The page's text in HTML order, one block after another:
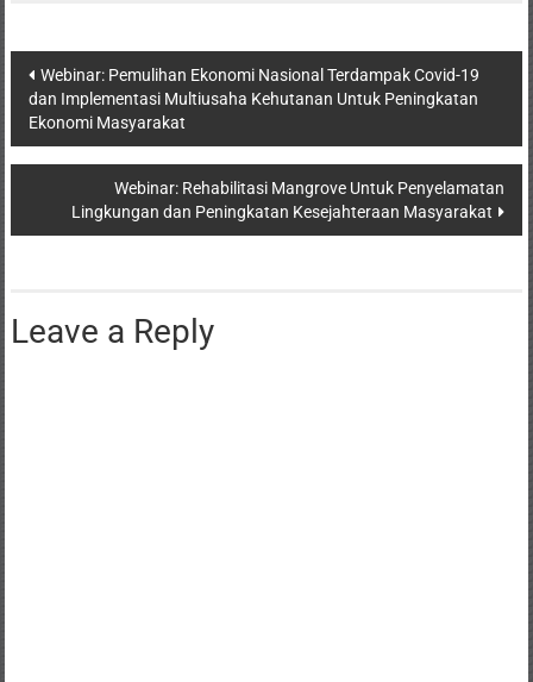
Webinar: Pemulihan Ekonomi Nasional Terdampak Covid-19
dan Implementasi Multiusaha Kehutanan Untuk Peningkatan
Ekonomi Masyarakat
Webinar: Rehabilitasi Mangrove Untuk Penyelamatan
Lingkungan dan Peningkatan Kesejahteraan Masyarakat
Leave a Reply